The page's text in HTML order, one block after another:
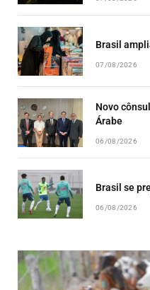
Brasil
07/08/2026
Novo
Árabe
06/08/2026
Brasil se
06/08/2026